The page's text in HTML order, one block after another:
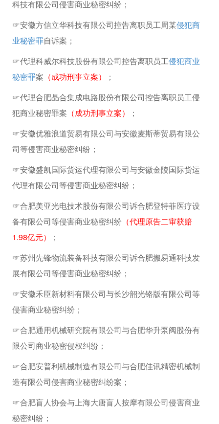
科技有限公司侵害商业秘密纠纷；
☞安徽方信立华科技有限公司控告离职员工周某侵犯商
业秘密罪自诉案；
☞代理科威尔科技股份有限公司控告离职员工侵犯商业
秘密罪案 （成功刑事立案）
；
☞代理合肥晶合集成电路股份有限公司控告离职员工侵
犯商业秘密罪案 （成功刑事立案）
；
☞安徽优雅浪道贸易有限公司与安徽麦斯蒂贸易有限公
司等侵害商业秘密纠纷；
☞安徽盛凯国际货运代理有限公司与安徽金陵国际货运
代理有限公司等侵害商业秘密纠纷；
☞合肥美亚光电技术股份有限公司诉合肥登特菲医疗设
备有限公司等侵害商业秘密纠纷 （代理原告二审获赔
1.98亿元）
；
☞苏州先锋物流装备科技有限公司诉合肥搬易通科技发
展有限公司等侵害商业秘密纠纷；
☞安徽禾臣新材料有限公司与长沙韶光铬版有限公司等
侵害商业秘密纠纷；
☞合肥通用机械研究院有限公司与合肥华升泵阀股份有
限公司商业秘密侵权纠纷；
☞合肥安普利机械制造有限公司与合肥佳讯精密机械制
造有限公司侵害商业秘密纠纷案；
☞合肥盲人协会与上海大唐盲人按摩有限公司侵害商业
秘密纠纷；